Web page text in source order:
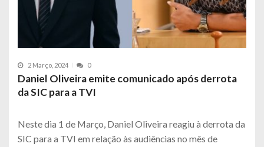
2 Março, 2024 0
Daniel Oliveira emite comunicado após derrota
da SIC para a TVI
Neste dia 1 de Março, Daniel Oliveira reagiu à derrota da
SIC para a TVI em relação às audiências no mês de